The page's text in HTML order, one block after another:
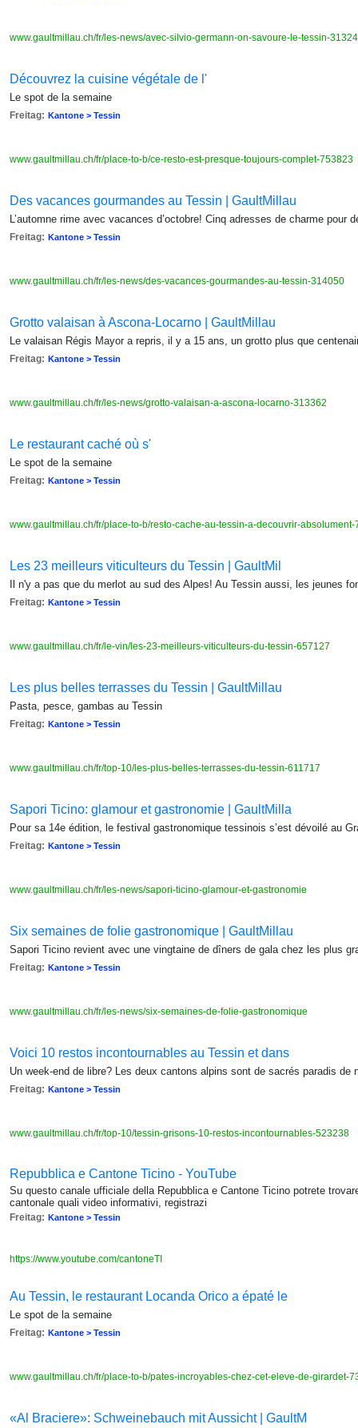
www.gaultmillau.ch/fr/les-news/avec-silvio-germann-on-savoure-le-tessin-
Découvrez la cuisine végétale de l'
Le spot de la semaine
Freitag: Kantone > Tessin
www.gaultmillau.ch/fr/place-to-b/ce-resto-est-presque-toujours-complet-753823
Des vacances gourmandes au Tessin | GaultMillau
L’automne rime avec vacances d’octobre! Cinq adresses de charme pour
Freitag: Kantone > Tessin
www.gaultmillau.ch/fr/les-news/des-vacances-gourmandes-au-tessin-314050
Grotto valaisan à Ascona-Locarno | GaultMillau
Le valaisan Régis Mayor a repris, il y a 15 ans, un grotto plus que
Freitag: Kantone > Tessin
www.gaultmillau.ch/fr/les-news/grotto-valaisan-a-ascona-locarno-313362
Le restaurant caché où s'
Le spot de la semaine
Freitag: Kantone > Tessin
www.gaultmillau.ch/fr/place-to-b/resto-cache-au-tessin-a-decouvrir-
Les 23 meilleurs viticulteurs du Tessin | GaultMil
Il n'y a pas que du merlot au sud des Alpes! Au Tessin aussi, les jeunes
Freitag: Kantone > Tessin
www.gaultmillau.ch/fr/le-vin/les-23-meilleurs-viticulteurs-du-tessin-657127
Les plus belles terrasses du Tessin | GaultMillau
Pasta, pesce, gambas au Tessin
Freitag: Kantone > Tessin
www.gaultmillau.ch/fr/top-10/les-plus-belles-terrasses-du-tessin-611717
Sapori Ticino: glamour et gastronomie | GaultMilla
Pour sa 14e édition, le festival gastronomique tessinois s’est dévoilé au
Freitag: Kantone > Tessin
www.gaultmillau.ch/fr/les-news/sapori-ticino-glamour-et-gastronomie
Six semaines de folie gastronomique | GaultMillau
Sapori Ticino revient avec une vingtaine de dîners de gala chez les plus
Freitag: Kantone > Tessin
www.gaultmillau.ch/fr/les-news/six-semaines-de-folie-gastronomique
Voici 10 restos incontournables au Tessin et dans
Un week-end de libre? Les deux cantons alpins sont de sacrés paradis
Freitag: Kantone > Tessin
www.gaultmillau.ch/fr/top-10/tessin-grisons-10-restos-incontournables-523238
Repubblica e Cantone Ticino - YouTube
Su questo canale ufficiale della Repubblica e Cantone Ticino potrete
cantonale quali video informativi, registrazi
Freitag: Kantone > Tessin
https://www.youtube.com/cantoneTI
Au Tessin, le restaurant Locanda Orico a épaté le
Le spot de la semaine
Freitag: Kantone > Tessin
www.gaultmillau.ch/fr/place-to-b/pates-incroyables-chez-cet-eleve-de-girardet-
«Al Braciere»: Schweinebauch mit Aussicht | GaultM